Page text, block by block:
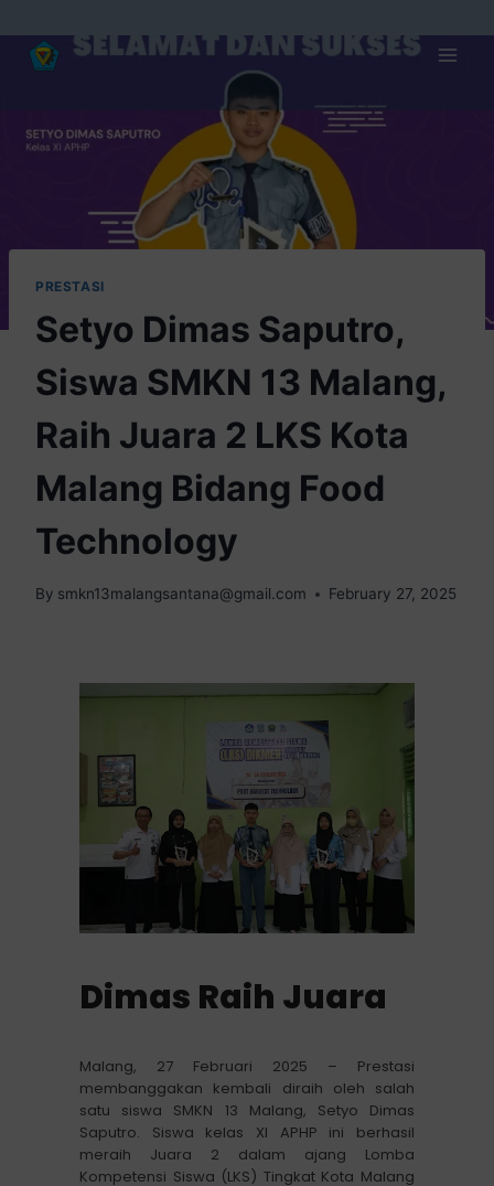
PRESTASI
Setyo Dimas Saputro,
Siswa SMKN 13 Malang,
Raih Juara 2 LKS Kota
Malang Bidang Food
Technology
By smkn13malangsantana@gmail.com February 27, 2025
Dimas Raih Juara
Malang, 27 Februari 2025 – Prestasi
membanggakan kembali diraih oleh salah
satu siswa SMKN 13 Malang, Setyo Dimas
Saputro. Siswa kelas XI APHP ini berhasil
meraih Juara 2 dalam ajang Lomba
Kompetensi Siswa (LKS) Tingkat Kota Malang